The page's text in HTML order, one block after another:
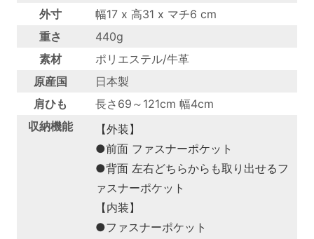
外寸
幅17 x 高31 x マチ6 cm
重さ
440g
素材
ポリエステル/牛革
原産国
日本製
肩ひも
長さ69～121cm 幅4cm
収納機能
【外装】
●前面 ファスナーポケット
●背面 左右どちらからも取り出せるフ
ァスナーポケット
【内装】
●ファスナーポケット